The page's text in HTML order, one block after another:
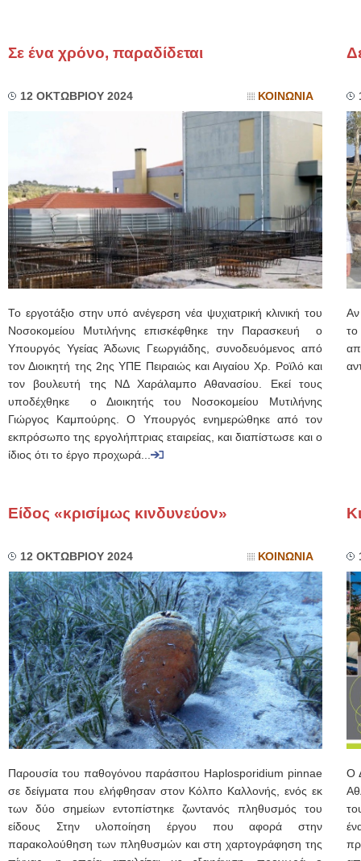
Σε ένα χρόνο, παραδίδεται
12 ΟΚΤΩΒΡΙΟΥ 2024 ΚΟΙΝΩΝΙΑ
Το εργοτάξιο στην υπό ανέγερση νέα ψυχιατρική κλινική του
Νοσοκομείου Μυτιλήνης επισκέφθηκε την Παρασκευή ο
Υπουργός Υγείας Άδωνις Γεωργιάδης, συνοδευόμενος από
τον Διοικητή της 2ης ΥΠΕ Πειραιώς και Αιγαίου Χρ. Ροϊλό και
τον βουλευτή της ΝΔ Χαράλαμπο Αθανασίου. Εκεί τους
υποδέχθηκε ο Διοικητής του Νοσοκομείου Μυτιλήνης
Γιώργος Καμπούρης. Ο Υπουργός ενημερώθηκε από τον
εκπρόσωπο της εργολήπτριας εταιρείας, και διαπίστωσε και ο
ίδιος ότι το έργο προχωρά...
Αν
το
Είδος «κρισίμως κινδυνεύον»
12 ΟΚΤΩΒΡΙΟΥ 2024 ΚΟΙΝΩΝΙΑ
Παρουσία του παθογόνου παράσιτου Ηaplosporidium pinnae
σε δείγματα που ελήφθησαν στον Κόλπο Καλλονής, ενός εκ
των δύο σημείων εντοπίστηκε ζωντανός πληθυσμός του
είδους Στην υλοποίηση έργου που αφορά στην
παρακολούθηση των πληθυσμών και στη χαρτογράφηση της
Ο